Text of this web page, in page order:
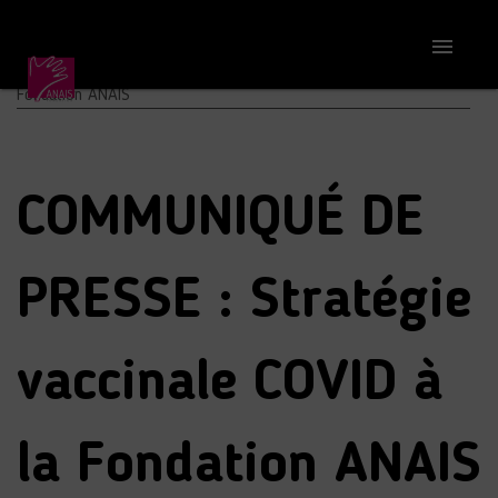

COMMUNIQUÉ DE PRESSE : Stratégie vaccinale COVID à la
Fondation ANAIS
COMMUNIQUÉ DE
PRESSE : Stratégie
vaccinale COVID à
la Fondation ANAIS